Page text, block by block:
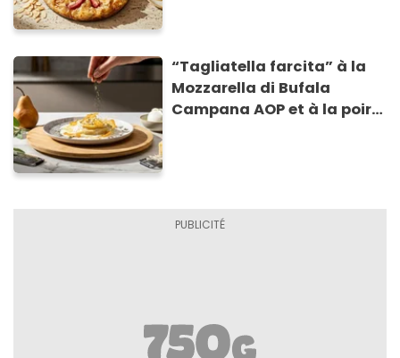
“Tagliatella farcita” à la
Mozzarella di Bufala
Campana AOP et à la poire